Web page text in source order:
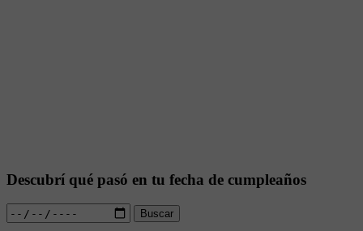
Descubrí qué pasó en tu fecha de cumpleaños
Buscar